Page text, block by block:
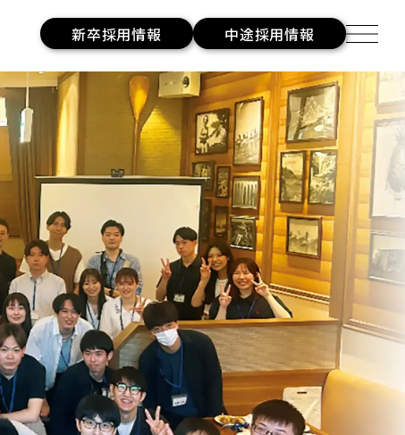
新卒採用情報 中途採用情報